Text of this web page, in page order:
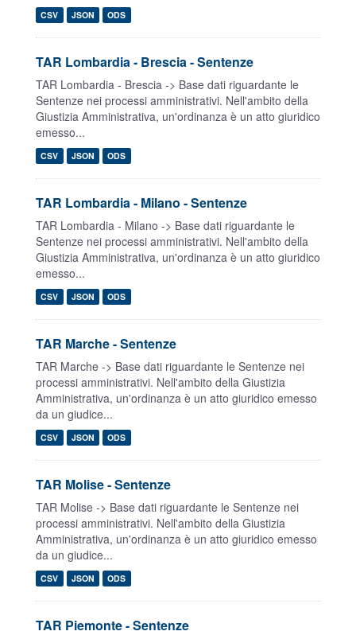
CSV JSON ODS
TAR Lombardia - Brescia - Sentenze
TAR Lombardia - Brescia -> Base dati riguardante le
Sentenze nei processi amministrativi. Nell'ambito della
Giustizia Amministrativa, un'ordinanza è un atto giuridico
emesso...
CSV JSON ODS
TAR Lombardia - Milano - Sentenze
TAR Lombardia - Milano -> Base dati riguardante le
Sentenze nei processi amministrativi. Nell'ambito della
Giustizia Amministrativa, un'ordinanza è un atto giuridico
emesso...
CSV JSON ODS
TAR Marche - Sentenze
TAR Marche -> Base dati riguardante le Sentenze nei
processi amministrativi. Nell'ambito della Giustizia
Amministrativa, un'ordinanza è un atto giuridico emesso
da un giudice...
CSV JSON ODS
TAR Molise - Sentenze
TAR Molise -> Base dati riguardante le Sentenze nei
processi amministrativi. Nell'ambito della Giustizia
Amministrativa, un'ordinanza è un atto giuridico emesso
da un giudice...
CSV JSON ODS
TAR Piemonte - Sentenze